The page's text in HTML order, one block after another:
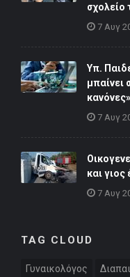
σχολείο
7 Αυγ
Υπ.
μπαίνει
κανόνες»
7 Αυγ
και
7 Αυγ
TAG CLOUD
Γυναικολόγος